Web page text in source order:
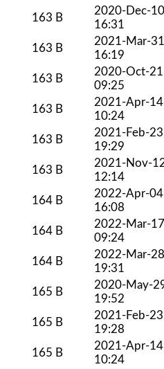
163 B
2020-Dec-10
16:31
163 B
2021-Mar-31
16:19
163 B
2020-Oct-21
09:25
163 B
2021-Apr-14
10:24
163 B
2021-Feb-23
19:29
163 B
2021-Nov-
12:14
164 B
2022-Apr-04
16:08
164 B
2022-Mar-17
09:24
164 B
2022-Mar-28
19:31
165 B
2020-May-
19:52
165 B
2021-Feb-23
19:28
165 B
2021-Apr-14
10:24